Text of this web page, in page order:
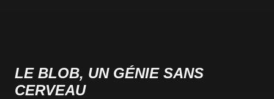
LE BLOB, UN GÉNIE SANS
CERVEAU